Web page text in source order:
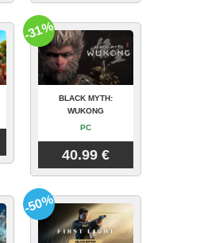
BLACK MYTH:
WUKONG
PC
40.99 €
-31%
-50%